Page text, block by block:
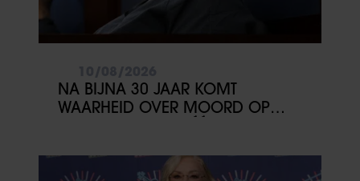
NA BIJNA 30 JAAR KOMT
WAARHEID OVER MOORD OP